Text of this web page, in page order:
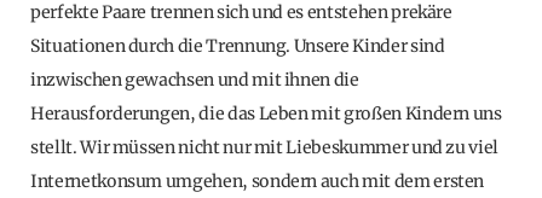
perfekte Paare trennen sich und es entstehen prekäre
Situationen durch die Trennung. Unsere Kinder sind
inzwischen gewachsen und mit ihnen die
Herausforderungen, die das Leben mit großen Kindern uns
stellt. Wir müssen nicht nur mit Liebeskummer und zu viel
Internetkonsum umgehen, sondern auch mit dem ersten